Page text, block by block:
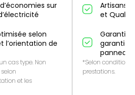
sur
selon
l’orientation de
cas type. Non
et les
Artisans
et QualiPV
Garantie
garantie
panneaux
*Selon conditions
prestations.